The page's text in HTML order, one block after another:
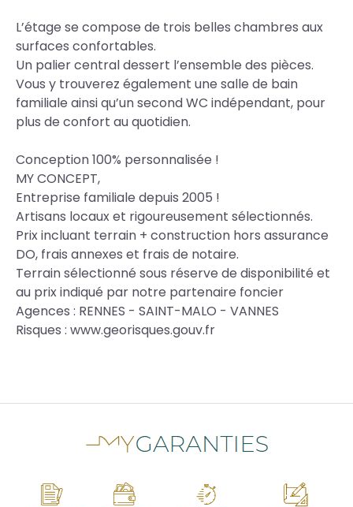
L’étage se compose de trois belles chambres aux
surfaces confortables.
Un palier central dessert l’ensemble des pièces.
Vous y trouverez également une salle de bain
familiale ainsi qu’un second WC indépendant, pour
plus de confort au quotidien.
Conception 100% personnalisée !
MY CONCEPT,
Entreprise familiale depuis 2005 !
Artisans locaux et rigoureusement sélectionnés.
Prix incluant terrain + construction hors assurance
DO, frais annexes et frais de notaire.
Terrain sélectionné sous réserve de disponibilité et
au prix indiqué par notre partenaire foncier
Agences : RENNES - SAINT-MALO - VANNES
Risques : www.georisques.gouv.fr